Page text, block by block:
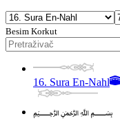
Besim Korkut
16. Sura En-Nahl
﷽